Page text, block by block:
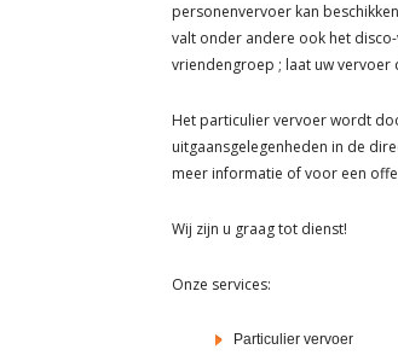
personenvervoer kan
valt onder andere ook het
vriendengroep ; laat uw vervoer
Het particulier vervoer wordt
uitgaansgelegenheden in de
meer informatie of voor een
Wij zijn u graag tot dienst!
Onze services:
Particulier vervoer